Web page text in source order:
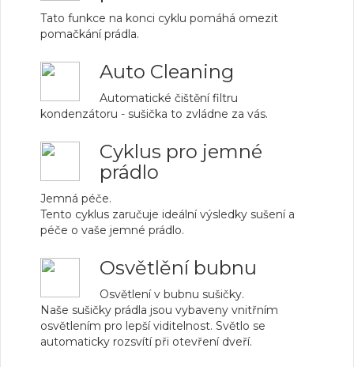
Tato funkce na konci cyklu pomáhá omezit
pomačkání prádla.
Auto Cleaning
Automatické čištění filtru
kondenzátoru - sušička to zvládne za vás.
Cyklus pro jemné
prádlo
Jemná péče.
Tento cyklus zaručuje ideální výsledky sušení a
péče o vaše jemné prádlo.
Osvětlění bubnu
Osvětlení v bubnu sušičky.
Naše sušičky prádla jsou vybaveny vnitřním
osvětlením pro lepší viditelnost. Světlo se
automaticky rozsvítí při otevření dveří.